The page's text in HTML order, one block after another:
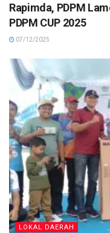
Rapimda, PDPM
PDPM CUP 2025
07/12/2025
LOKAL DAERAH